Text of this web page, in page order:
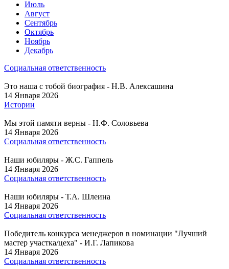
Июль
Август
Сентябрь
Октябрь
Ноябрь
Декабрь
Социальная ответственность
Это наша с тобой биография - Н.В. Алексашина
14 Января 2026
Истории
Мы этой памяти верны - Н.Ф. Соловьева
14 Января 2026
Социальная ответственность
Наши юбиляры - Ж.С. Гаппель
14 Января 2026
Социальная ответственность
Наши юбиляры - Т.А. Шлеина
14 Января 2026
Социальная ответственность
Победитель конкурса менеджеров в номинации "Лучший
мастер участка/цеха" - И.Г. Лапикова
14 Января 2026
Социальная ответственность